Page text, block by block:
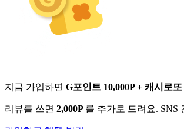
지금 가입하면 G포인트 10,000P + 캐시로또
리뷰를 쓰면 2,000P 를 추가로 드려요. SNS